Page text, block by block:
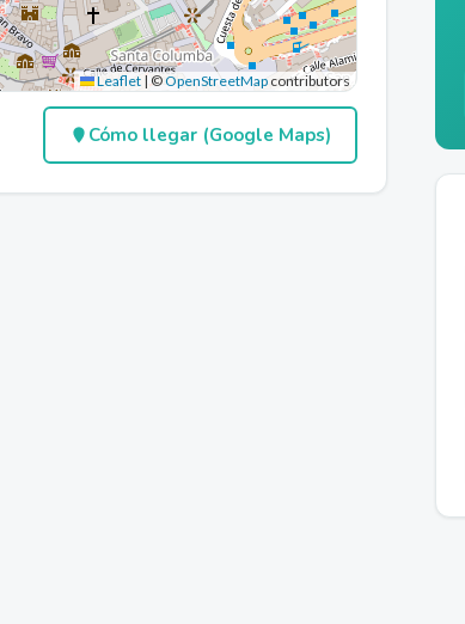
Leaflet |©OpenStreetMap contributors
Cómo llegar (Google Maps)